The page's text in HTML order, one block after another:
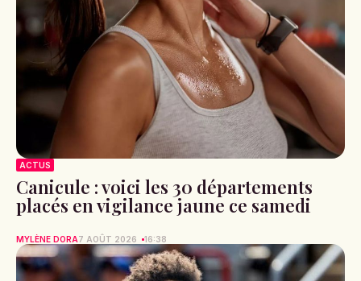
ACTUS
Canicule : voici les 30 départements
placés en vigilance jaune ce samedi
MYLÈNE DORA7 AOÛT 2026 16:38